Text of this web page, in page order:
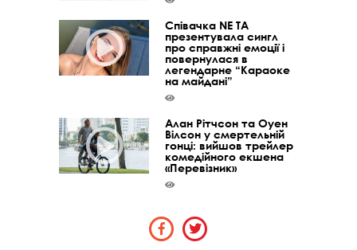
Співачка NE TA
презентувала сингл
про справжні емоції і
повернулася в
легендарне “Караоке
на майдані”
Алан Рітчсон та Оуен
Вілсон у смертельній
гонці: вийшов трейлер
комедійного екшена
«Перевізник»